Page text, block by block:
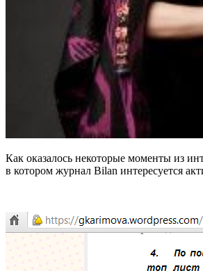
Как оказалось некоторые моменты из
в котором журнал Bilan интересуется